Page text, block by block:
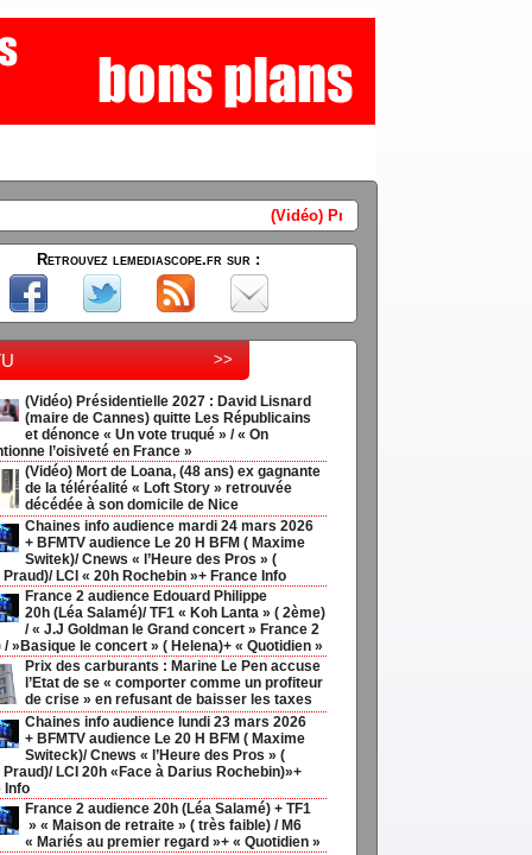
(Vidéo) Présidentielle 2027 : David Lisnard (maire de Cannes)
Retrouvez lemediascope.fr sur :
>>
(Vidéo) Présidentielle 2027 : David Lisnard
(maire de Cannes) quitte Les Républicains
et dénonce « Un vote truqué » / « On
l’oisiveté en France »
(Vidéo) Mort de Loana, (48 ans) ex gagnante
de la téléréalité « Loft Story » retrouvée
décédée à son domicile de Nice
Chaines info audience mardi 24 mars 2026
+ BFMTV audience Le 20 H BFM ( Maxime
Switek)/ Cnews « l’Heure des Pros » (
Praud)/ LCI « 20h Rochebin »+ France Info
France 2 audience Edouard Philippe
20h (Léa Salamé)/ TF1 « Koh Lanta » ( 2ème)
/ « J.J Goldman le Grand concert » France 2
/ »Basique le concert » ( Helena)+ « Quotidien »
Prix des carburants : Marine Le Pen accuse
l’Etat de se « comporter comme un profiteur
de crise » en refusant de baisser les taxes
Chaines info audience lundi 23 mars 2026
+ BFMTV audience Le 20 H BFM ( Maxime
Switeck)/ Cnews « l’Heure des Pros » (
Praud)/ LCI 20h «Face à Darius Rochebin)»+
Info
France 2 audience 20h (Léa Salamé) + TF1
» « Maison de retraite » ( très faible) / M6
« Mariés au premier regard »+ « Quotidien »